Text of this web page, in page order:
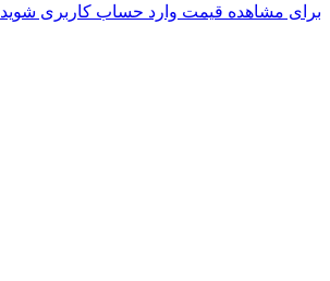
برای مشاهده قیمت وارد حساب کاربری شوید